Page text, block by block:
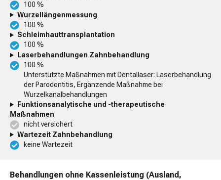
100 %
Wurzellängenmessung
100 %
Schleimhauttransplantation
100 %
Laserbehandlungen Zahnbehandlung
100 %
Unterstützte Maßnahmen mit Dentallaser: Laserbehandlung
der Parodontitis, Ergänzende Maßnahme bei
Wurzelkanalbehandlungen
Funktionsanalytische und -therapeutische
Maßnahmen
nicht versichert
Wartezeit Zahnbehandlung
keine Wartezeit
Behandlungen ohne Kassenleistung (Ausland,